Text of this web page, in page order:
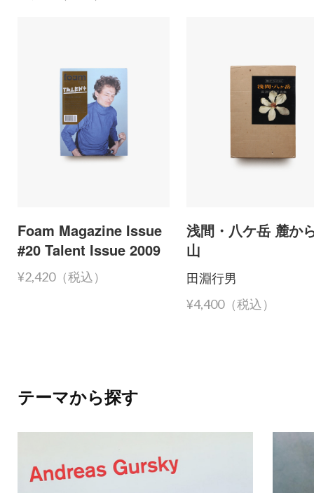
Foam Magazine Issue
#20 Talent Issue 2009
¥2,420（税込）
浅間・八ケ岳 麓か
山
田淵行男
¥4,400（税込）
テーマから探す